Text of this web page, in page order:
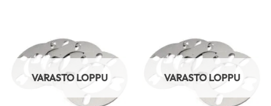
VARASTO LOPPU VARASTO LOPPU